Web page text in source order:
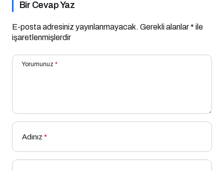
Bir Cevap Yaz
E-posta adresiniz yayınlanmayacak. Gerekli alanlar* ile
işaretlenmişlerdir
Yorumunuz *
Adınız *